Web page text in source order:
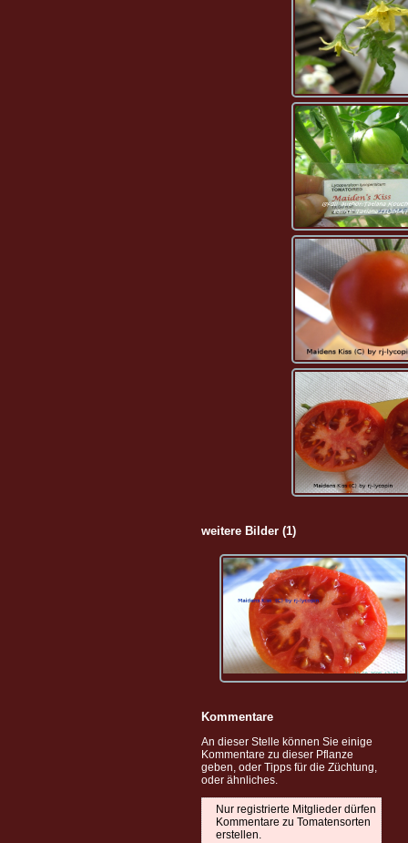
weitere Bilder (1)
Kommentare
An dieser Stelle können Sie einige
Kommentare zu dieser Pflanze
geben, oder Tipps für die Züchtung,
oder ähnliches.
Nur registrierte Mitglieder dürfen
Kommentare zu Tomatensorten
erstellen.